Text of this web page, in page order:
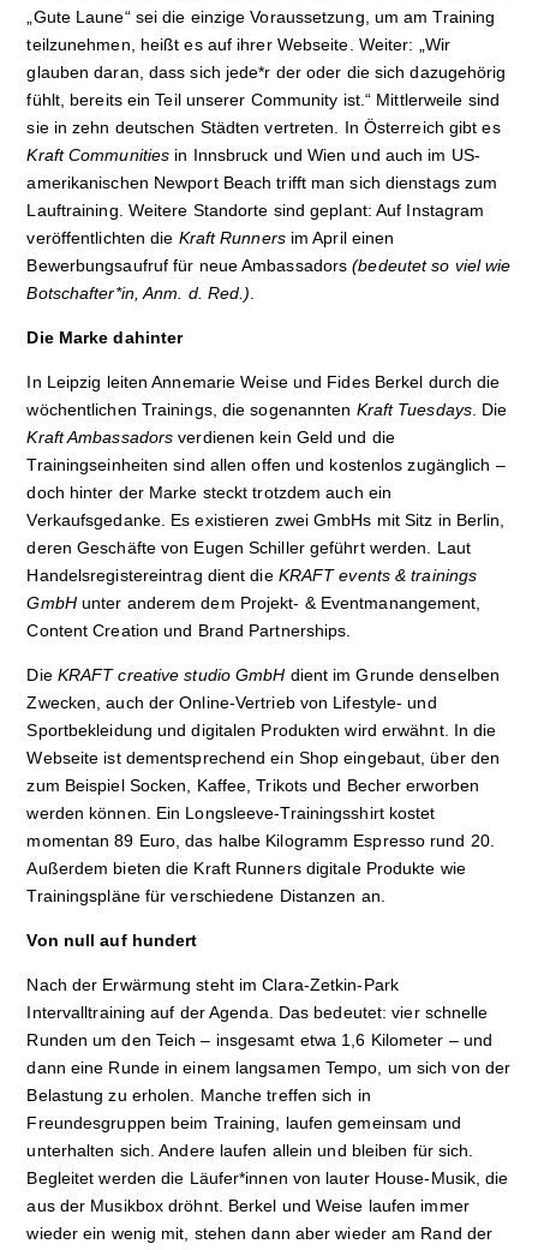
„Gute Laune“ sei die einzige Voraussetzung, um am Training
teilzunehmen, heißt es auf ihrer Webseite. Weiter: „Wir
glauben daran, dass sich jede*r der oder die sich dazugehörig
fühlt, bereits ein Teil unserer Community ist.“ Mittlerweile sind
sie in zehn deutschen Städten vertreten. In Österreich gibt es
Kraft Communities in Innsbruck und Wien und auch im US-
amerikanischen Newport Beach trifft man sich dienstags zum
Lauftraining. Weitere Standorte sind geplant: Auf Instagram
veröffentlichten die Kraft Runnersim April einen
Bewerbungsaufruf für neue Ambassadors(bedeutet so viel wie
Botschafter*in, Anm. d. Red.)
Die Marke dahinter
In Leipzig leiten Annemarie Weise und Fides Berkel durch die
wöchentlichen Trainings, die sogenannten Kraft Tuesdays. Die
Kraft Ambassadors verdienen kein Geld und die
Trainingseinheiten sind allen offen und kostenlos zugänglich –
doch hinter der Marke steckt trotzdem auch ein
Verkaufsgedanke. Es existieren zwei GmbHs mit Sitz in Berlin,
deren Geschäfte von Eugen Schiller geführt werden. Laut
Handelsregistereintrag dient die KRAFT events & trainings
GmbHunter anderem dem Projekt- & Eventmanangement,
Content Creation und Brand Partnerships.
Die KRAFT creative studio GmbH dient im Grunde denselben
Zwecken, auch der Online-Vertrieb von Lifestyle- und
Sportbekleidung und digitalen Produkten wird erwähnt. In die
Webseite ist dementsprechend ein Shop eingebaut, über den
zum Beispiel Socken, Kaffee, Trikots und Becher erworben
werden können. Ein Longsleeve-Trainingsshirt kostet
momentan 89 Euro, das halbe Kilogramm Espresso rund 20.
Außerdem bieten die Kraft Runners digitale Produkte wie
Trainingspläne für verschiedene Distanzen an.
Von null auf hundert
Nach der Erwärmung steht im Clara-Zetkin-Park
Intervalltraining auf der Agenda. Das bedeutet: vier schnelle
Runden um den Teich – insgesamt etwa 1,6 Kilometer – und
dann eine Runde in einem langsamen Tempo, um sich von der
Belastung zu erholen. Manche treffen sich in
Freundesgruppen beim Training, laufen gemeinsam und
unterhalten sich. Andere laufen allein und bleiben für sich.
Begleitet werden die Läufer*innen von lauter House-Musik, die
aus der Musikbox dröhnt. Berkel und Weise laufen immer
wieder ein wenig mit, stehen dann aber wieder am Rand der